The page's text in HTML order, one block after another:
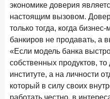
экономике доверия
настоящим вызовом.
только тогда, когда
банкиров не продавать, а
«Если модель банка
собственных продуктов,
институте, а на личности
который в силу своих